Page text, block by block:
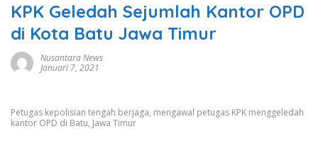
KPK Geledah Sejumlah Kantor OPD
di Kota Batu Jawa Timur
Nusantara News
Januari 7, 2021
Petugas kepolisian tengah berjaga, mengawal petugas KPK menggeledah
kantor OPD di Batu, Jawa Timur